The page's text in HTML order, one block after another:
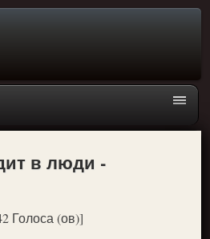
СКАЗОК
в люди -
Голоса (ов)]